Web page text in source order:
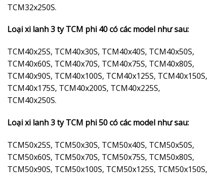
TCM32x250S.
Loại xi lanh 3 ty TCM phi 40 có các model như sau:
TCM40x25S, TCM40x30S, TCM40x40S, TCM40x50S,
TCM40x60S, TCM40x70S, TCM40x75S, TCM40x80S,
TCM40x90S, TCM40x100S, TCM40x125S, TCM40x150S,
TCM40x175S, TCM40x200S, TCM40x225S,
TCM40x250S.
Loại xi lanh 3 ty TCM phi 50 có các model như sau:
TCM50x25S, TCM50x30S, TCM50x40S, TCM50x50S,
TCM50x60S, TCM50x70S, TCM50x75S, TCM50x80S,
TCM50x90S, TCM50x100S, TCM50x125S, TCM50x150S,